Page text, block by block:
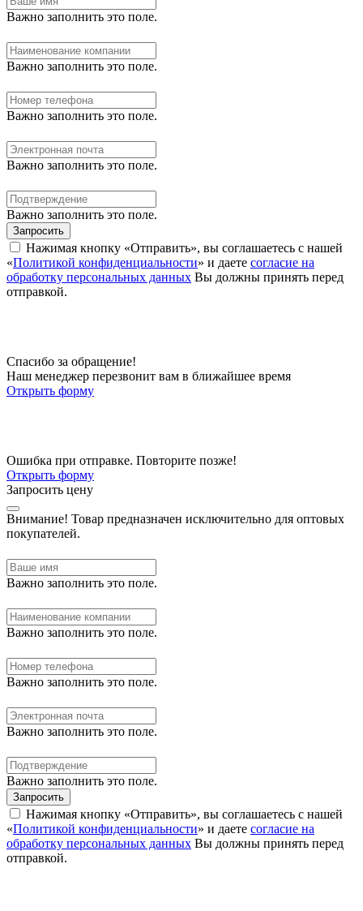
Важно заполнить это поле.
Важно заполнить это поле.
Важно заполнить это поле.
Важно заполнить это поле.
Важно заполнить это поле.
Запросить
Нажимая кнопку «Отправить», вы соглашаетесь с нашей
«Политикой конфиденциальности» и даете согласие на
обработку персональных данных Вы должны принять перед
отправкой.
Спасибо за обращение!
Наш менеджер перезвонит вам в ближайшее время
Открыть форму
Ошибка при отправке. Повторите позже!
Открыть форму
Запросить цену
Внимание! Товар предназначен исключительно для оптовых
покупателей.
Важно заполнить это поле.
Важно заполнить это поле.
Важно заполнить это поле.
Важно заполнить это поле.
Важно заполнить это поле.
Запросить
Нажимая кнопку «Отправить», вы соглашаетесь с нашей
«Политикой конфиденциальности» и даете согласие на
обработку персональных данных Вы должны принять перед
отправкой.